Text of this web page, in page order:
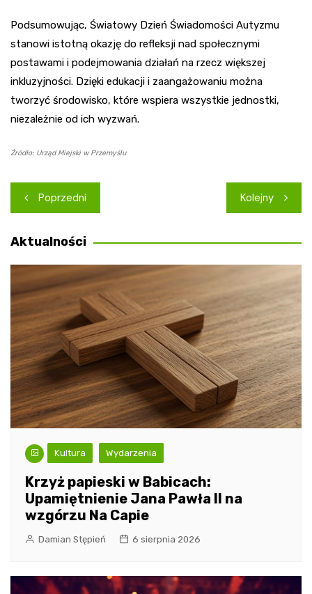
Podsumowując, Światowy Dzień Świadomości Autyzmu
stanowi istotną okazję do refleksji nad społecznymi
postawami i podejmowania działań na rzecz większej
inkluzyjności. Dzięki edukacji i zaangażowaniu można
tworzyć środowisko, które wspiera wszystkie jednostki,
niezależnie od ich wyzwań.
Źródło: Urząd Miejski w Przemyślu
Nawigacja
wpisu
Poprzedni Kolejny
Aktualności
Kultura Wydarzenia
Krzyż papieski w Babicach:
Upamiętnienie Jana Pawła II na
wzgórzu Na Capie
Damian Stępień 6 sierpnia 2026